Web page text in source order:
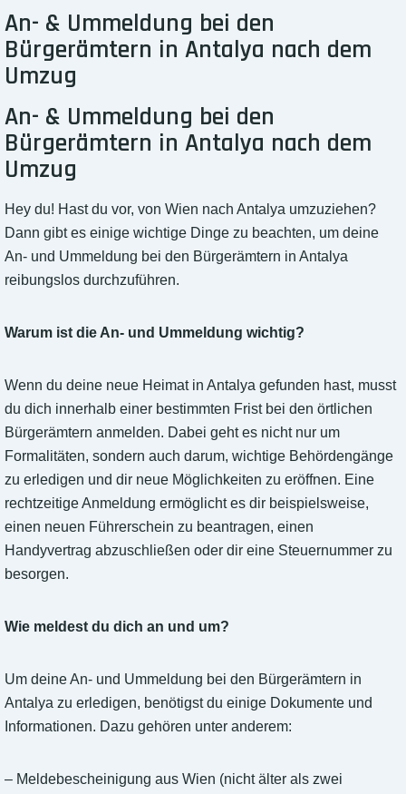
An- & Ummeldung bei den
Bürgerämtern in Antalya nach dem
Umzug
An- & Ummeldung bei den
Bürgerämtern in Antalya nach dem
Umzug
Hey du! Hast du vor, von Wien nach Antalya umzuziehen?
Dann gibt es einige wichtige Dinge zu beachten, um deine
An- und Ummeldung bei den Bürgerämtern in Antalya
reibungslos durchzuführen.
Warum ist die An- und Ummeldung wichtig?
Wenn du deine neue Heimat in Antalya gefunden hast, musst
du dich innerhalb einer bestimmten Frist bei den örtlichen
Bürgerämtern anmelden. Dabei geht es nicht nur um
Formalitäten, sondern auch darum, wichtige Behördengänge
zu erledigen und dir neue Möglichkeiten zu eröffnen. Eine
rechtzeitige Anmeldung ermöglicht es dir beispielsweise,
einen neuen Führerschein zu beantragen, einen
Handyvertrag abzuschließen oder dir eine Steuernummer zu
besorgen.
Wie meldest du dich an und um?
Um deine An- und Ummeldung bei den Bürgerämtern in
Antalya zu erledigen, benötigst du einige Dokumente und
Informationen. Dazu gehören unter anderem:
– Meldebescheinigung aus Wien (nicht älter als zwei